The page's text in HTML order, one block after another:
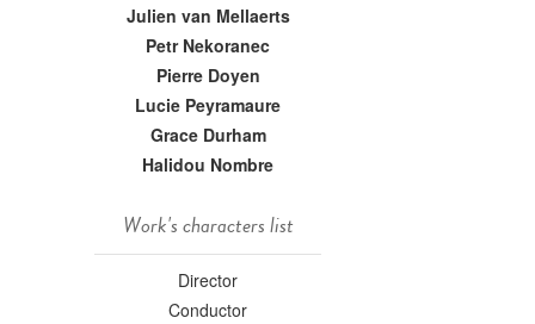
Julien van Mellaerts
Petr Nekoranec
Pierre Doyen
Lucie Peyramaure
Grace Durham
Halidou Nombre
Work's characters list
Director
Conductor